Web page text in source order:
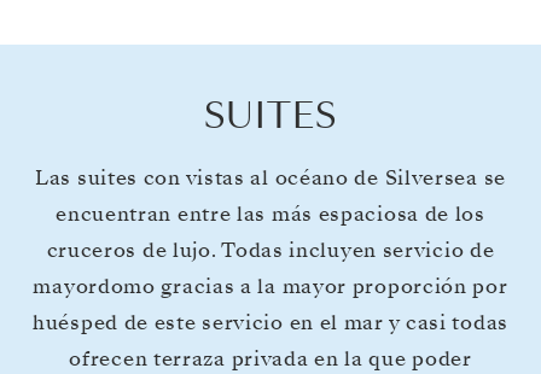
SUITES
Las suites con vistas al océano de Silversea se
encuentran entre las más espaciosa de los
cruceros de lujo. Todas incluyen servicio de
mayordomo gracias a la mayor proporción por
huésped de este servicio en el mar y casi todas
ofrecen terraza privada en la que poder